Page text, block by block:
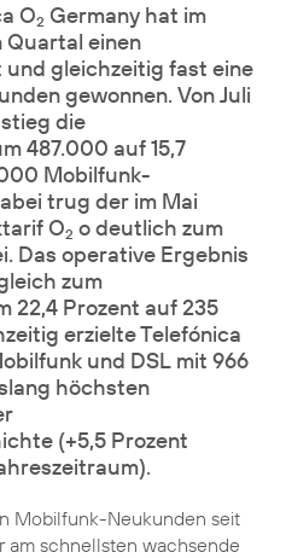
O2 Germany hat im
einen
und gleichzeitig fast eine
gewonnen. Von Juli
die
487.000 auf 15,7
Mobilfunk-
trug der im Mai
O2 o deutlich zum
Das operative Ergebnis
zum
22,4 Prozent auf 235
erzielte Telefónica
und DSL mit 966
höchsten
(+5,5 Prozent
Mobilfunk-Neukunden seit
am schnellsten wachsende